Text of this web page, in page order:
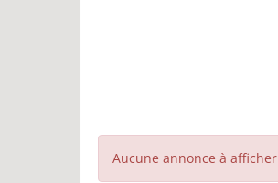
Aucune annonce à afficher